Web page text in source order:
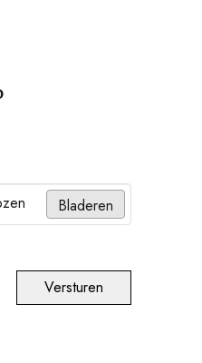
Bladeren
Versturen